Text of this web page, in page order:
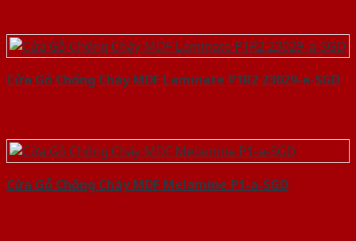
Cửa Gỗ Chống Cháy MDF Laminate P1R2 23029-a-SGD
Cửa Gỗ Chống Cháy MDF Melamine P1-a-SGD